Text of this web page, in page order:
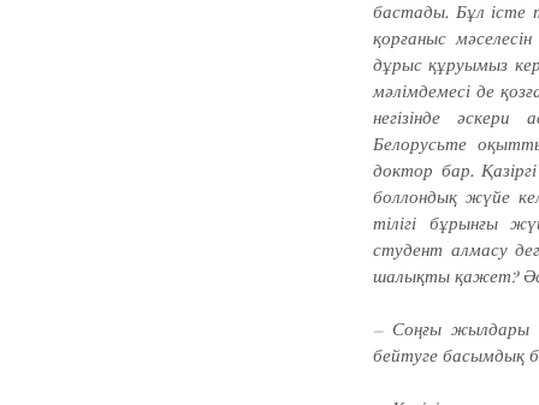
бастады. Бұл істе
қорғаныс
дұрыс құруымыз
мәлімдемесі де
негізінде
Белорусьте
доктор бар.
боллондық жүйе
тілігі бұрынғы
студент алмасу
шалықты қажет?
– Соңғы жылдары
бейтуге басымдық